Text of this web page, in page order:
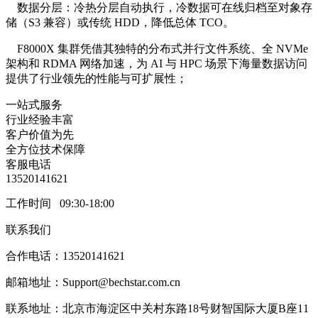
数据分层：冷热分层自动执行，冷数据可在线归档至对象存
储（S3 兼容）或传统 HDD，降低总体 TCO。
F8000X 集群凭借其独特的分布式并行文件系统、全 NVMe
架构和 RDMA 网络加速，为 AI 与 HPC 场景下海量数据访问
提供了行业领先的性能与可扩展性；
一站式服务
行业经验丰富
客户价值为先
全方位技术保障
客服电话
13520141621
工作时间 09:30-18:00
联系我们
合作电话：13520141621
邮箱地址：Support@bechstar.com.cn
联系地址：北京市海淀区中关村东路18号财智国际大厦B座11